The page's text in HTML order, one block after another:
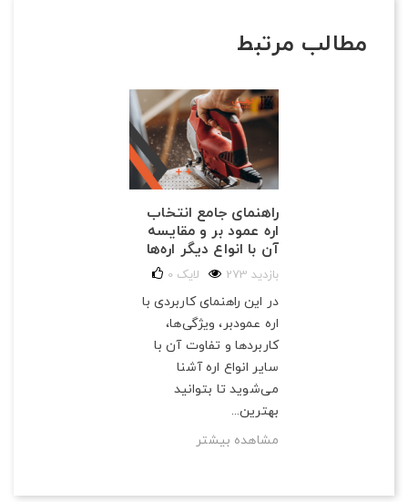
مطالب مرتبط
راهنمای جامع انتخاب
اره عمود بر و مقایسه
آن با انواع دیگر اره‌ها
273 بازدید 0 لایک
در این راهنمای کاربردی با
اره عمودبر، ویژگی‌ها،
کاربردها و تفاوت آن با
سایر انواع اره آشنا
می‌شوید تا بتوانید
بهترین...
مشاهده بیشتر